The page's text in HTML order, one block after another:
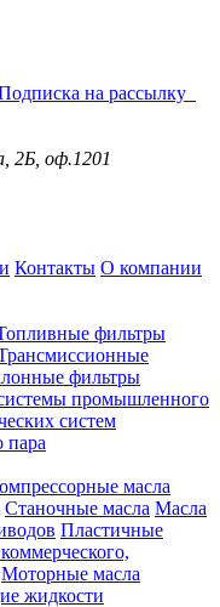
на рассылку
2Б, оф.1201
Контакты О компании
фильтры
фильтры
промышленного
систем
пара
масла
Станочные масла Масла
Пластичные
Моторные масла
жидкости